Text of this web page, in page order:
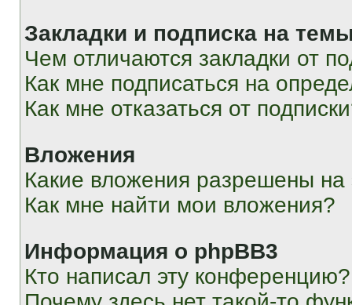
Закладки и подписка на
Чем отличаются закладки от
Как мне подписаться на
Как мне отказаться от
Вложения
Какие вложения разрешены
Как мне найти мои вложения?
Информация о phpBB3
Кто написал эту конференцию?